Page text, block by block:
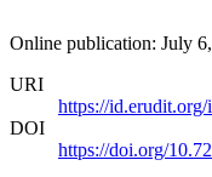
Online publication: July
URI
https://
DOI
https://doi.org/